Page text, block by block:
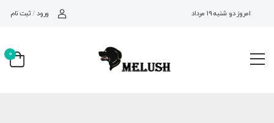
امروز دو شنبه 19 مرداد 1405 ورود / ثبت نام
0